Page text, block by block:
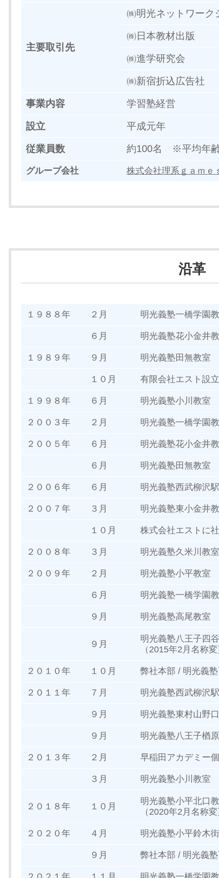
主要取引先
㈱明光ネットワーク
㈱日本教材出版
㈱進学研究会
㈱新宿折込広告社
事業内容 学習塾経営
設立 平成元年
従業員数 約100名 ※平均年
グループ会社 株式会社理系ｇａｍｅ
沿革
１９８８年 ２月 明光義塾一橋学園
６月 明光義塾花小金井
１９８９年 ９月 明光義塾田無教室
１０月 有限会社エスト設立
１９９８年 ６月 明光義塾小川教室
２００３年 ２月 明光義塾一橋学園
２００５年 ６月 明光義塾花小金井
６月 明光義塾田無教室
２００６年 ６月 明光義塾西武柳沢
２００７年 ３月 明光義塾東小金井
１０月 株式会社エストに
２００８年 ３月 明光義塾久米川教
２００９年 ２月 明光義塾小平教
６月 明光義塾一橋学園
９月 明光義塾高尾教室
９月
明光義塾八王子四
（2015年2月名称
２０１０年 １０月 弊社本部 / 明光義
２０１１年 ７月 明光義塾西武柳沢
９月 明光義塾東村山野
９月 明光義塾八王子楢
２０１３年 ２月 早稲田アカデミー
３月 明光義塾小川教室
２０１８年 １０月
明光義塾小平北口
（2020年2月名称
２０２０年 ４月 明光義塾小平鈴木
９月 弊社本部 / 明光義